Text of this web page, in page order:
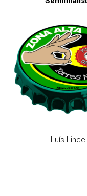
Luís Lince